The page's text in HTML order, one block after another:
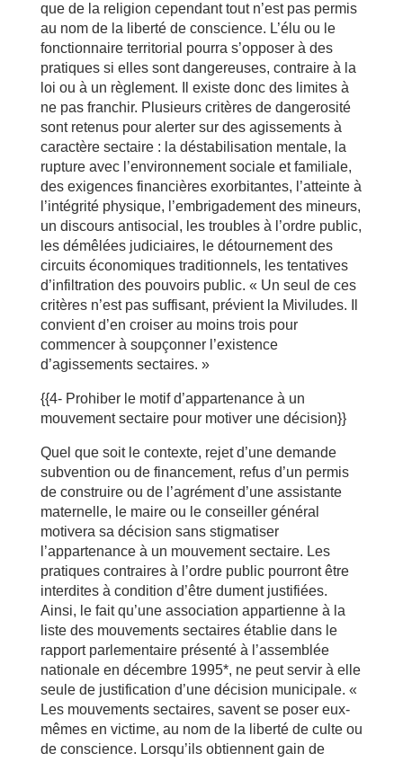
que de la religion cependant tout n’est pas permis
au nom de la liberté de conscience. L’élu ou le
fonctionnaire territorial pourra s’opposer à des
pratiques si elles sont dangereuses, contraire à la
loi ou à un règlement. Il existe donc des limites à
ne pas franchir. Plusieurs critères de dangerosité
sont retenus pour alerter sur des agissements à
caractère sectaire : la déstabilisation mentale, la
rupture avec l’environnement sociale et familiale,
des exigences financières exorbitantes, l’atteinte à
l’intégrité physique, l’embrigadement des mineurs,
un discours antisocial, les troubles à l’ordre public,
les démêlées judiciaires, le détournement des
circuits économiques traditionnels, les tentatives
d’infiltration des pouvoirs public. « Un seul de ces
critères n’est pas suffisant, prévient la Miviludes. Il
convient d’en croiser au moins trois pour
commencer à soupçonner l’existence
d’agissements sectaires. »
{{4- Prohiber le motif d’appartenance à un
mouvement sectaire pour motiver une décision}}
Quel que soit le contexte, rejet d’une demande
subvention ou de financement, refus d’un permis
de construire ou de l’agrément d’une assistante
maternelle, le maire ou le conseiller général
motivera sa décision sans stigmatiser
l’appartenance à un mouvement sectaire. Les
pratiques contraires à l’ordre public pourront être
interdites à condition d’être dument justifiées.
Ainsi, le fait qu’une association appartienne à la
liste des mouvements sectaires établie dans le
rapport parlementaire présenté à l’assemblée
nationale en décembre 1995*, ne peut servir à elle
seule de justification d’une décision municipale. «
Les mouvements sectaires, savent se poser eux-
mêmes en victime, au nom de la liberté de culte ou
de conscience. Lorsqu’ils obtiennent gain de